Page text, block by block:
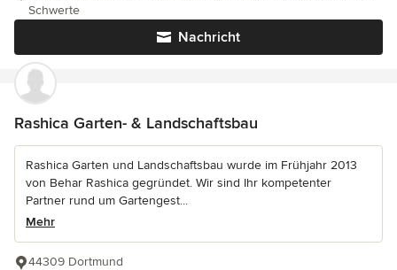
Nachricht
Schwerte
Rashica Garten- & Landschaftsbau
Rashica Garten und Landschaftsbau wurde im Frühjahr 2013
von Behar Rashica gegründet. Wir sind Ihr kompetenter
Partner rund um Gartengest...
Mehr
44309 Dortmund